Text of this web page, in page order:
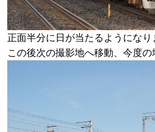
正面半分に日が当たるようになり
この後次の撮影地へ移動、今度の